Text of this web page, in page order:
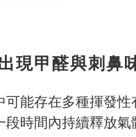
現甲醛與刺鼻
能存在多種揮發
時間內持續釋放